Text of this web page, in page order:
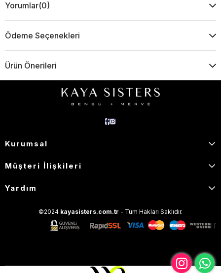
Yorumlar(0)
Ödeme Seçenekleri
Ürün Önerileri
Kurumsal
Müşteri İlişkileri
Yardım
©2024 kayasisters.com.tr - Tüm Hakları Saklıdır.